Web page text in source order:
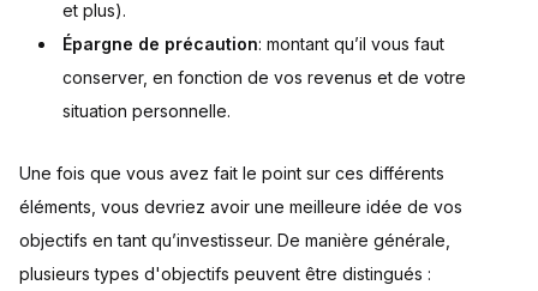
et plus).
Épargne de précaution: montant qu’il vous faut
conserver, en fonction de vos revenus et de votre
situation personnelle.
Une fois que vous avez fait le point sur ces différents
éléments, vous devriez avoir une meilleure idée de vos
objectifs en tant qu’investisseur. De manière générale,
plusieurs types d'objectifs peuvent être distingués :